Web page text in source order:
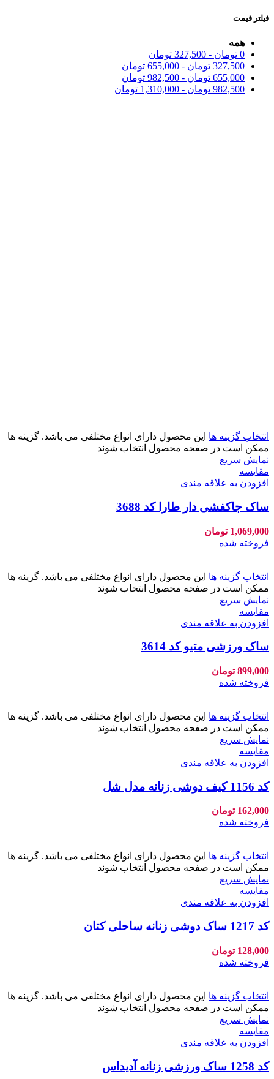
فیلتر قیمت
همه
0 تومان -
327,500 تومان
327,500 تومان -
655,000 تومان
655,000 تومان -
982,500 تومان
982,500 تومان -
1,310,000 تومان
انتخاب گزینه ها این محصول دارای انواع مختلفی می باشد. گزینه ها
ممکن است در صفحه محصول انتخاب شوند
نمایش سریع
مقايسه
افزودن به علاقه مندی
ساک جاکفشی دار طارا کد 3688
1,069,000 تومان
فروخته شده
انتخاب گزینه ها این محصول دارای انواع مختلفی می باشد. گزینه ها
ممکن است در صفحه محصول انتخاب شوند
نمایش سریع
مقايسه
افزودن به علاقه مندی
ساک ورزشی متیو کد 3614
899,000 تومان
فروخته شده
انتخاب گزینه ها این محصول دارای انواع مختلفی می باشد. گزینه ها
ممکن است در صفحه محصول انتخاب شوند
نمایش سریع
مقايسه
افزودن به علاقه مندی
کد 1156 کیف دوشی زنانه مدل شل
162,000 تومان
فروخته شده
انتخاب گزینه ها این محصول دارای انواع مختلفی می باشد. گزینه ها
ممکن است در صفحه محصول انتخاب شوند
نمایش سریع
مقايسه
افزودن به علاقه مندی
کد 1217 ساک دوشی زنانه ساحلی کتان
128,000 تومان
فروخته شده
انتخاب گزینه ها این محصول دارای انواع مختلفی می باشد. گزینه ها
ممکن است در صفحه محصول انتخاب شوند
نمایش سریع
مقايسه
افزودن به علاقه مندی
کد 1258 ساک ورزشی زنانه آدیداس